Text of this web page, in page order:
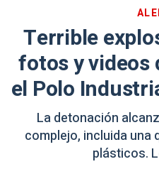
Terrible
fotos y videos
el Polo
La detonación
complejo, incluida una
plásticos.